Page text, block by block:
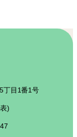
丁目1番1号
表)